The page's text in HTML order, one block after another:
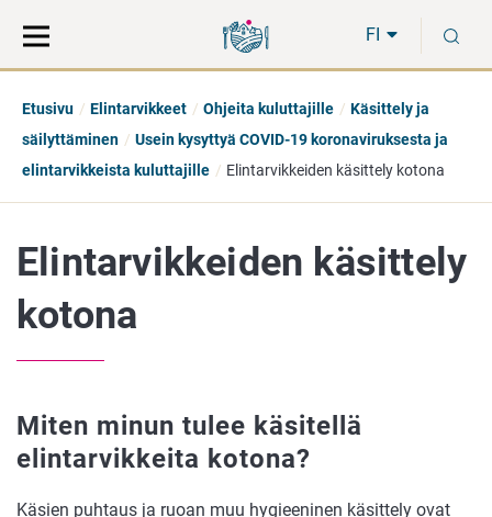
suoraan
sisältöön
koko
sivuston
FI
Etusivu Elintarvikkeet Ohjeita kuluttajille
Käsittely ja
säilyttäminen
Usein kysyttyä COVID-19 koronaviruksesta ja
elintarvikkeista kuluttajille
Elintarvikkeiden käsittely kotona
Elintarvikkeiden käsittely
kotona
Miten minun tulee käsitellä
elintarvikkeita kotona?
Käsien puhtaus ja ruoan muu hygieeninen käsittely ovat